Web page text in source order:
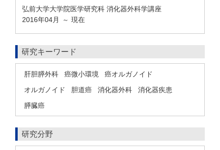
弘前大学大学院医学研究科 消化器外科学講座
2016年04月
～ 現在
研究キーワード
肝胆膵外科 癌微小環境
癌オルガノイド
オルガノイド
胆道癌 消化器外科
消化器疾患
膵臓癌
研究分野